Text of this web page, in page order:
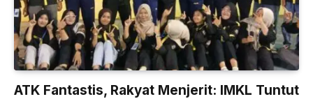
ATK Fantastis, Rakyat Menjerit: IMKL Tuntut